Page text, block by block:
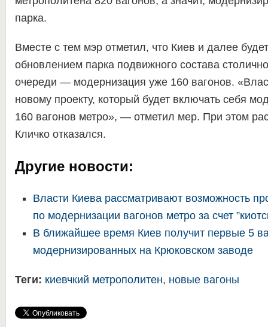
парка.
Вместе с тем мэр отметил, что Киев и далее
обновлением парка подвижного состава
очереди — модернизация уже 160 вагонов.
новому проекту, который будет включать себя
160 вагонов метро», — отметил мер. При этом
Кличко отказался.
Другие новости:
Власти Киева рассматривают возможность
по модернизации вагонов метро за счет
В ближайшее время Киев получит первые 5
модернизированных на Крюковском заводе
Теги: киевчкий метрополитен, новые вагоны